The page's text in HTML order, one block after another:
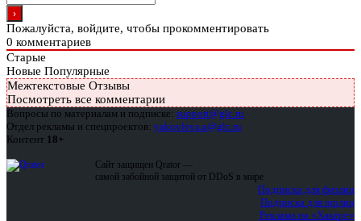
Пожалуйста, войдите, чтобы прокомментировать
0 комментариев
Старые
Новые Популярные
Межтекстовые Отзывы
Посмотреть все комментарии
Вопросы по материалам и подписке: support@glc.ru
Отдел рекламы и спецпроектов: yakovleva.a@glc.ru
Контент 18+
Сайт защищен Qrator —
самой забойной защитой от DDoS в мире
Подписка для физлиц
Подписка для юрлиц
Реклама на «Хакере»